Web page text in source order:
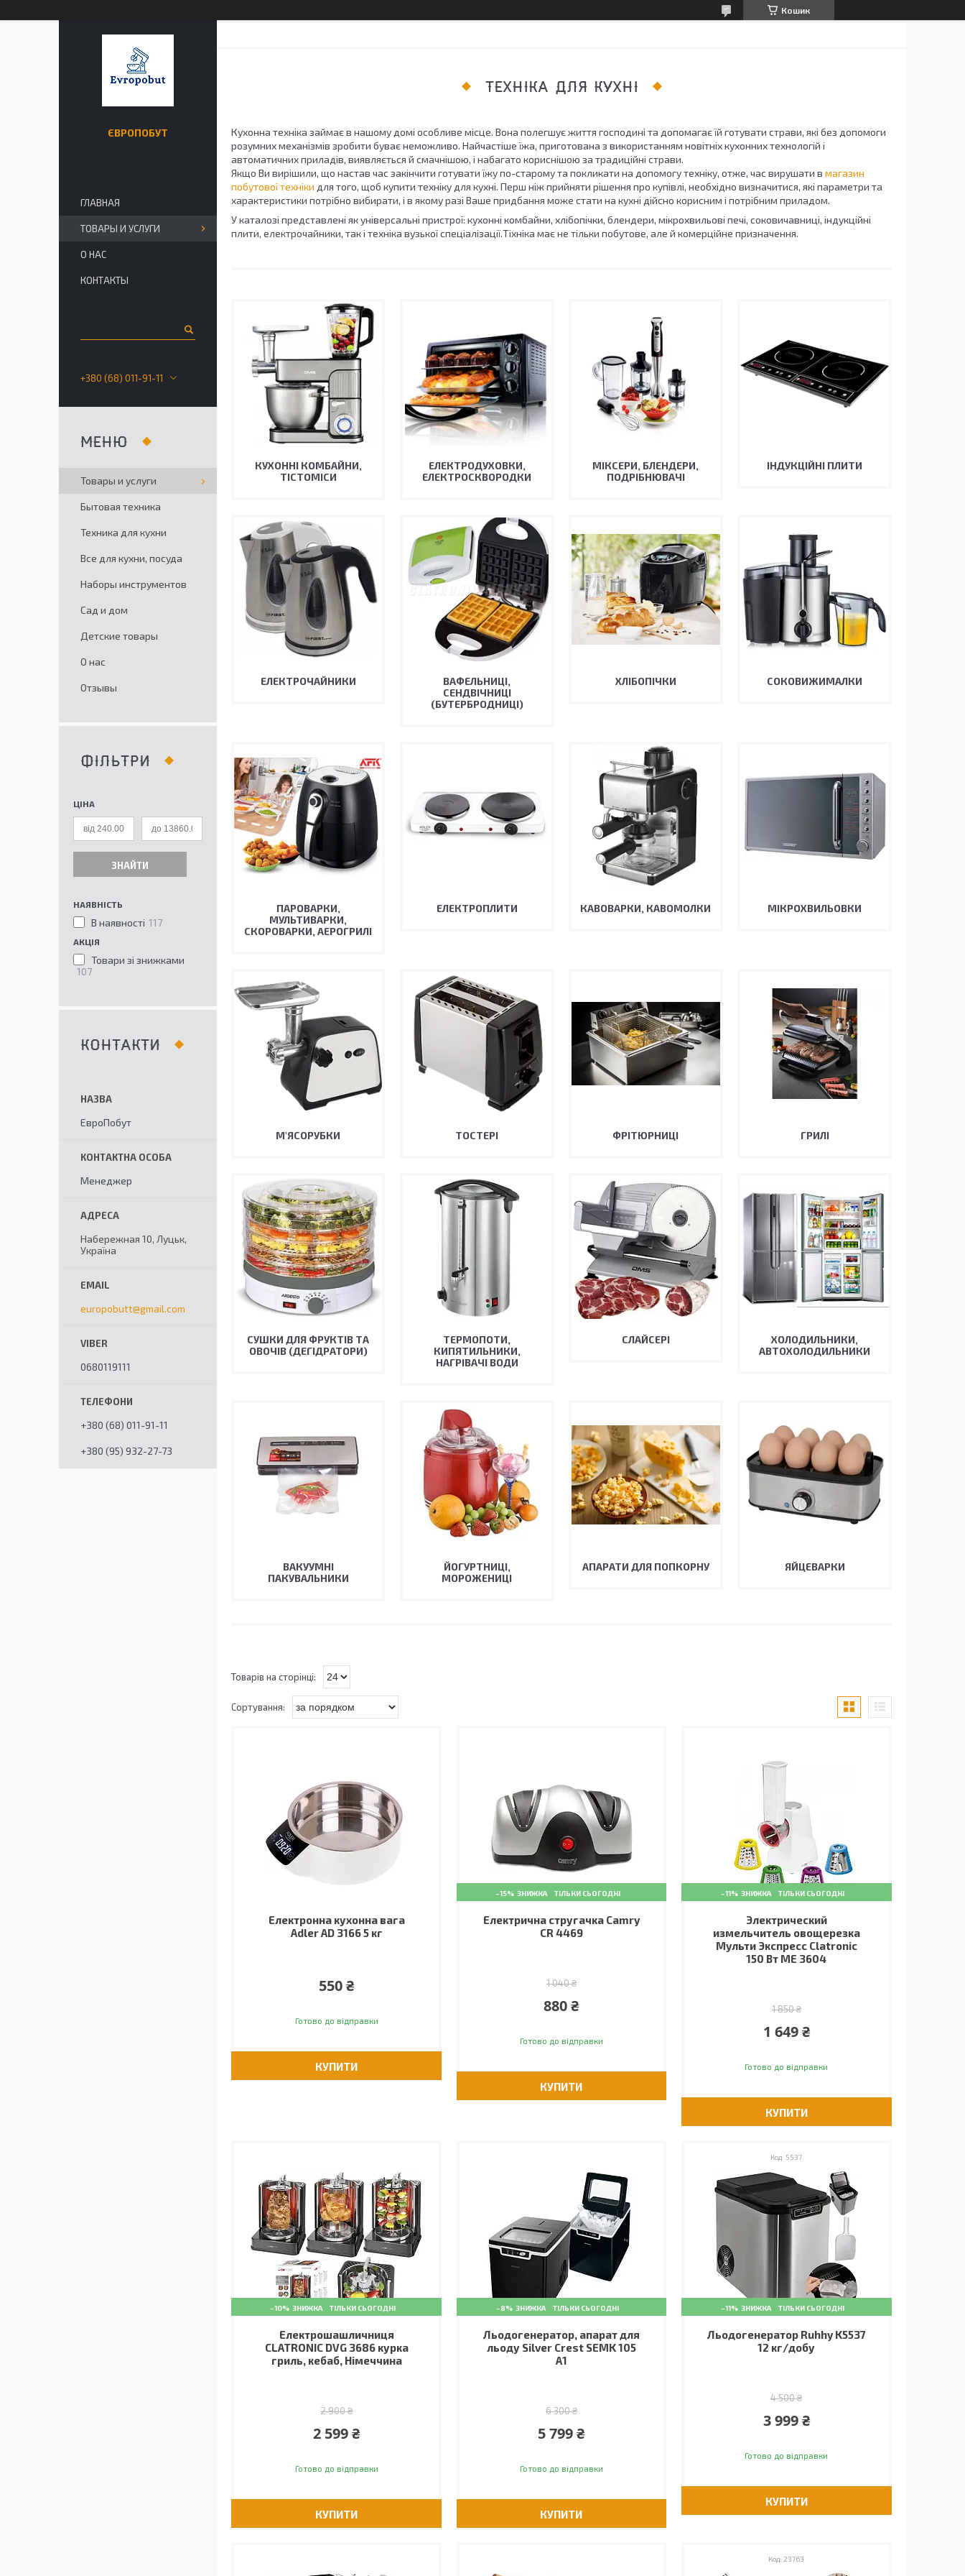
Кошик
ТЕХНІКА ДЛЯ КУХНІ
Кухонна техніка займає в нашому домі особливе місце. Вона полегшує життя господині та допомагає їй готувати страви, які без допомоги
розумних механізмів зробити буває неможливо. Найчастіше їжа, приготована з використанням новітніх кухонних технологій і
автоматичних приладів, виявляється й смачнішою, і набагато кориснішою за традиційні страви.
Якщо Ви вирішили, що настав час закінчити готувати їжу по-старому та покликати на допомогу техніку, отже, час вирушати в магазин
побутової техніки для того, щоб купити техніку для кухні. Перш ніж прийняти рішення про купівлі, необхідно визначитися, які параметри та
характеристики потрібно вибирати, і в якому разі Ваше придбання може стати на кухні дійсно корисним і потрібним приладом.
У каталозі представлені як універсальні пристрої: кухонні комбайни, хлібопічки, блендери, мікрохвильові печі, соковичавниці, індукційні
плити, електрочайники, так і техніка вузької спеціалізації.Тіхніка має не тільки побутове, але й комерційне призначення.
КУХОННІ КОМБАЙНИ,
ТІСТОМІСИ
ЕЛЕКТРОДУХОВКИ,
ЕЛЕКТРОСКВОРОДКИ
МІКСЕРИ, БЛЕНДЕРИ,
ПОДРІБНЮВАЧІ
ІНДУКЦІЙНІ ПЛИТИ
ЕЛЕКТРОЧАЙНИКИ
ВАФЕЛЬНИЦІ,
СЕНДВІЧНИЦІ
(БУТЕРБРОДНИЦІ)
ХЛІБОПІЧКИ СОКОВИЖИМАЛКИ
ПАРОВАРКИ,
МУЛЬТИВАРКИ,
СКОРОВАРКИ, АЕРОГРИЛІ
ЕЛЕКТРОПЛИТИ КАВОВАРКИ, КАВОМОЛКИ МІКРОХВИЛЬОВКИ
М'ЯСОРУБКИ ТОСТЕРІ ФРІТЮРНИЦІ ГРИЛІ
СУШКИ ДЛЯ ФРУКТІВ ТА
ОВОЧІВ (ДЕГІДРАТОРИ)
ТЕРМОПОТИ,
КИПЯТИЛЬНИКИ,
НАГРІВАЧІ ВОДИ
СЛАЙСЕРІ
ХОЛОДИЛЬНИКИ,
АВТОХОЛОДИЛЬНИКИ
ВАКУУМНІ
ПАКУВАЛЬНИКИ
ЙОГУРТНИЦІ,
МОРОЖЕНИЦІ
АПАРАТИ ДЛЯ ПОПКОРНУ ЯЙЦЕВАРКИ
Електронна кухонна вага
Adler AD 3166 5 кг
550 ₴
Готово до відправки
КУПИТИ
–15% ТІЛЬКИ СЬОГОДНІ
Електрична стругачка Camry
CR 4469
1 040 ₴
880 ₴
Готово до відправки
КУПИТИ
–11% ТІЛЬКИ СЬОГОДНІ
Электрический
измельчитель овощерезка
Мульти Экспресс Clatronic
150 Вт ME 3604
1 850 ₴
1 649 ₴
Готово до відправки
КУПИТИ
–10% ТІЛЬКИ СЬОГОДНІ
Електрошашличниця
CLATRONIC DVG 3686 курка
гриль, кебаб, Німеччина
2 900 ₴
2 599 ₴
Готово до відправки
КУПИТИ
–8% ТІЛЬКИ СЬОГОДНІ
Льодогенератор, апарат для
льоду Silver Crest SEMK 105
A1
6 300 ₴
5 799 ₴
Готово до відправки
КУПИТИ
5537
–11% ТІЛЬКИ СЬОГОДНІ
Льодогенератор Ruhhy K5537
12 кг/добу
4 500 ₴
3 999 ₴
Готово до відправки
КУПИТИ
23763
ЄВРОПОБУТ
ГЛАВНАЯ
ТОВАРЫ И УСЛУГИ
О НАС
КОНТАКТЫ
+380 (68) 011-91-11
Товары и услуги
Бытовая техника
Техника для кухни
Все для кухни, посуда
Наборы инструментов
Сад и дом
Детские товары
О нас
Отзывы
ФІЛЬТРИ
ЦІНА
ЗНАЙТИ
НАЯВНІСТЬ
В наявності 117
АКЦІЯ
Товари зі знижками
107
КОНТАКТИ
ЕвроПобут
Менеджер
Набережная 10, Луцьк,
Україна
europobutt@gmail.com
0680119111
+380 (68) 011-91-11
+380 (95) 932-27-73